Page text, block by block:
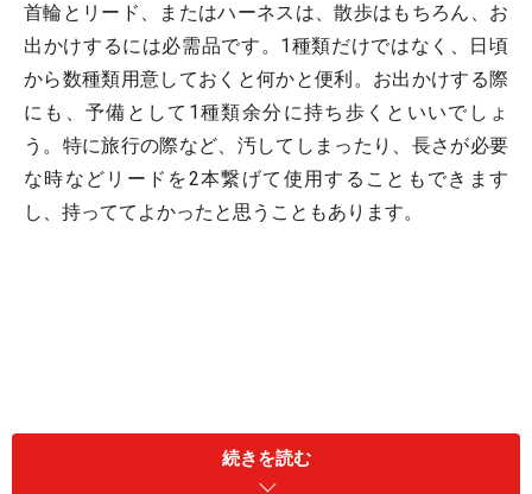
首輪とリード、またはハーネスは、散歩はもちろん、お
出かけするには必需品です。1種類だけではなく、日頃
から数種類用意しておくと何かと便利。お出かけする際
にも、予備として1種類余分に持ち歩くといいでしょ
う。特に旅行の際など、汚してしまったり、長さが必要
な時などリードを2本繋げて使用することもできます
し、持っててよかったと思うこともあります。
続きを読む